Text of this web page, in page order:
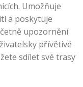
Umožňuje
a poskytuje
upozornění
přívětivé
sdílet své trasy